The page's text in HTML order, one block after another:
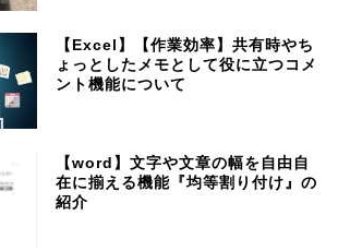
【Excel】【作業効率】共有時やち
ょっとしたメモとして役に立つコメ
ント機能について
【word】文字や文章の幅を自由自
在に揃える機能『均等割り付け』の
紹介